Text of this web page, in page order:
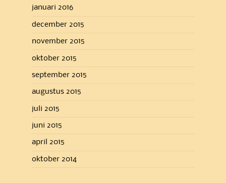
januari 2016
december 2015
november 2015
oktober 2015
september 2015
augustus 2015
juli 2015
juni 2015
april 2015
oktober 2014